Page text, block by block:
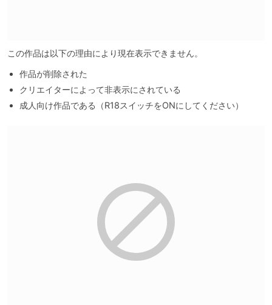
この作品は以下の理由により現在表示できません。
作品が削除された
クリエイターによって非表示にされている
成人向け作品である（R18スイッチをONにしてください）